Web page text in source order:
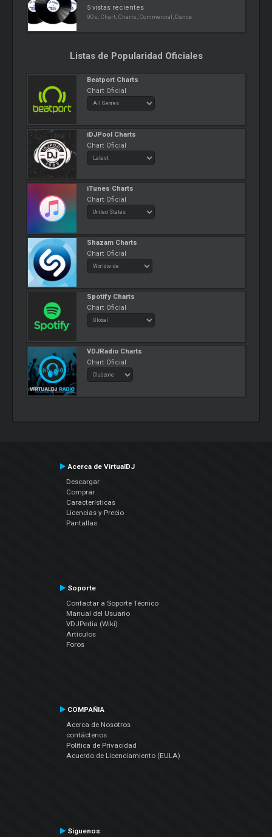
5 vistas recientes
90s, Chart, Charts, Commercial, Dance
Listas de Popularidad Oficiales
Beatport Charts
Chart Oficial
iDJPool Charts
Chart Oficial
iTunes Charts
Chart Oficial
Shazam Charts
Chart Oficial
Spotify Charts
Chart Oficial
VDJRadio Charts
Chart Oficial
Acerca de VirtualDJ
Descargar
Comprar
Características
Licencias y Precio
Pantallas
Soporte
Contactar a Soporte Técnico
Manual del Usuario
VDJPedia (Wiki)
Artículos
Foros
COMPAÑIA
Acerca de Nosotros
contáctenos
Política de Privacidad
Acuerdo de Licenciamiento (EULA)
Siguenos